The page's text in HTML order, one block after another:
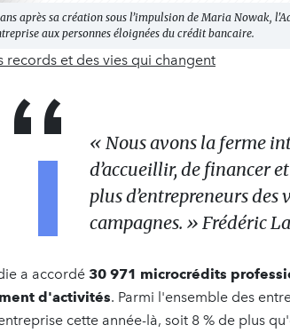
après sa création sous l’impulsion de Maria Nowak,
aux personnes éloignées du crédit bancaire.
records et des vies qui changent
« Nous avons la ferme
d’accueillir, de financer
plus d’entrepreneurs des
campagnes. » Frédéric
a accordé 30 971 microcrédits
d'activités. Parmi l'ensemble des
cette année-là, soit 8 % de plus